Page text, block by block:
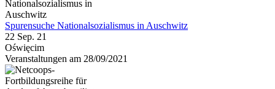
Spurensuche Nationalsozialismus in Auschwitz
22 Sep. 21
Oświęcim
Veranstaltungen am 28/09/2021